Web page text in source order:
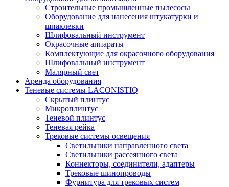
Строительные промышленные пылесосы
Оборудование для нанесения штукатурки и
шпаклевки
Шлифовальный инструмент
Окрасочные аппараты
Комплектующие для окрасочного оборудования
Шлифовальный инструмент
Малярный свет
Аренда оборудования
Теневые системы LACONISTIQ
Скрытый плинтус
Микроплинтус
Теневой плинтус
Теневая рейка
Трековые системы освещения
Светильники направленного света
Светильники рассеянного света
Коннекторы, соединители, адаптеры
Трековые шинопроводы
Фурнитура для трековых систем